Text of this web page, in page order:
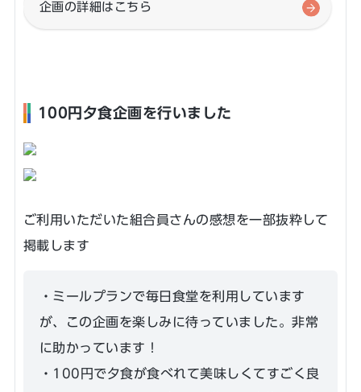
企画の詳細はこちら
100円夕食企画を行いました
ご利用いただいた組合員さんの感想を一部抜粋して
掲載します
・ミールプランで毎日食堂を利用しています
が、この企画を楽しみに待っていました。非常
に助かっています！
・100円で夕食が食べれて美味しくてすごく良